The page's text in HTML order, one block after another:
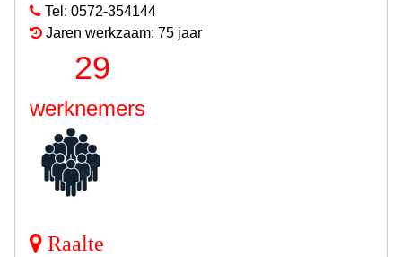
Tel: 0572-354144
Jaren werkzaam: 75 jaar
29
werknemers
Raalte